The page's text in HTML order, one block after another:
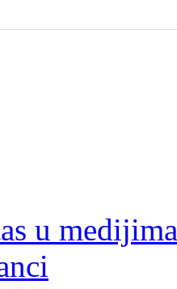
u medijima